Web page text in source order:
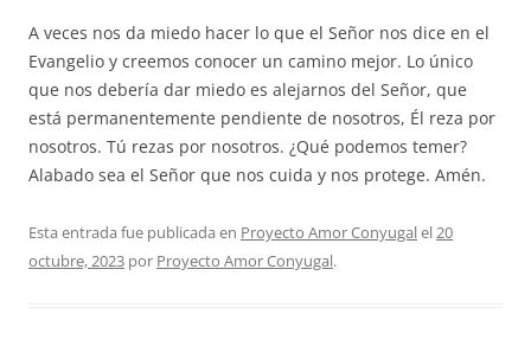
A veces nos da miedo hacer lo que el Señor nos dice en el
Evangelio y creemos conocer un camino mejor. Lo único
que nos debería dar miedo es alejarnos del Señor, que
está permanentemente pendiente de nosotros, Él reza por
nosotros. Tú rezas por nosotros. ¿Qué podemos temer?
Alabado sea el Señor que nos cuida y nos protege. Amén.
Esta entrada fue publicada en Proyecto Amor Conyugalel20
octubre, 2023 por Proyecto Amor Conyugal.